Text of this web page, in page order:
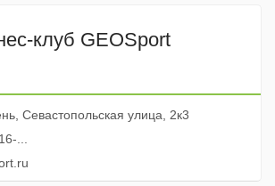
клуб GEOSport
Севастопольская улица, 2к3
...